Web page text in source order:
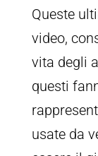
Queste
video,
vita degli
questi
usate da